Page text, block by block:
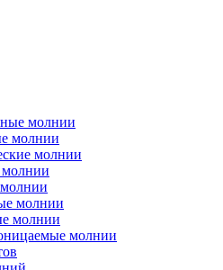
молнии
молнии
молнии
молнии
молнии
молнии